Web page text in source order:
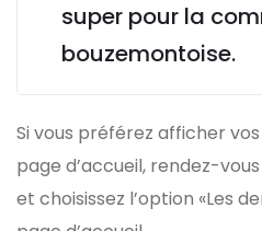
super pour la
bouzemontoise.
Si vous préférez afficher
page d’accueil, rendez-
et choisissez l’option «Les